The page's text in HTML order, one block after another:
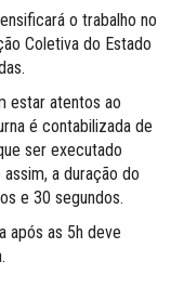
o trabalho no
Coletiva do Estado
estar atentos ao
é contabilizada de
ser executado
a duração do
e 30 segundos.
após as 5h deve